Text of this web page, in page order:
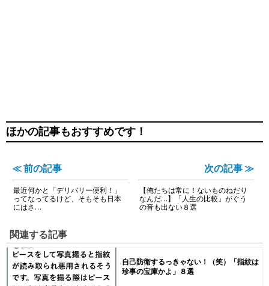
ほかの記事もおすすめです！
≪ 前の記事
最近何かと「デリバリー便利！」
ってなってるけど、そもそも日本
にはさ…
次の記事 ≫
【俺たちは常に！ないものねだり
なんだ…】「人生の比較」がぐう
の音も出ない８選
関連する記事
自己防衛するっきゃない！（笑）「指紋は
珍事の宝庫かよ」８選